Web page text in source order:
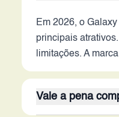
Em 2026, o
principais
limitações. A
Vale a pena